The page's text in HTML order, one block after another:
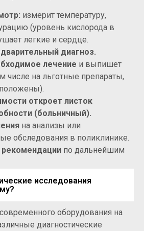
измерит температуру,
(уровень кислорода в
легкие и сердце.
диагноз.
лечение и выпишет
числе на льготные препараты,
откроет листок
(больничный).
на анализы или
обследования в поликлинике.
рекомендации по дальнейшим
исследования
оборудования на
диагностические